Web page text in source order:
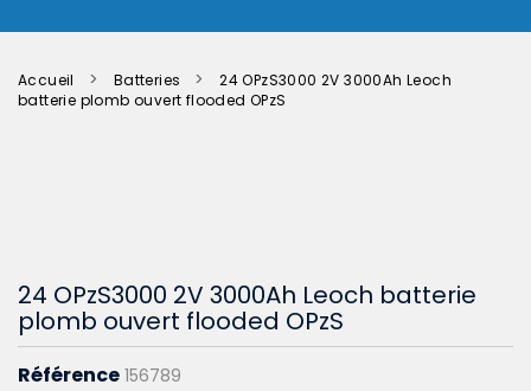
Accueil Batteries
24 OPzS3000 2V 3000Ah Leoch
batterie plomb ouvert flooded OPzS
24 OPzS3000 2V 3000Ah Leoch batterie
plomb ouvert flooded OPzS
Référence 156789